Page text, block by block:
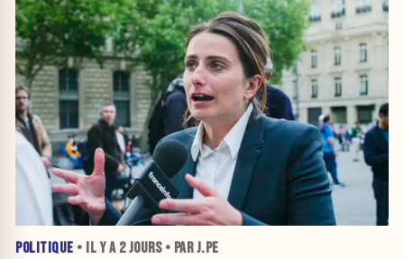
POLITIQUE • IL Y A 2 JOURS• PAR J.PE